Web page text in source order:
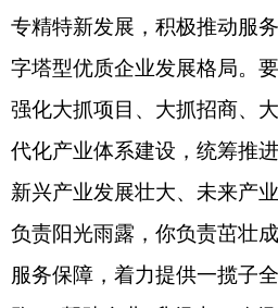
专精特新发展，积极推动服
字塔型优质企业发展格局。
强化大抓项目、大抓招商、
代化产业体系建设，统筹推
新兴产业发展壮大、未来产
负责阳光雨露，你负责茁壮
服务保障，着力提供一揽子